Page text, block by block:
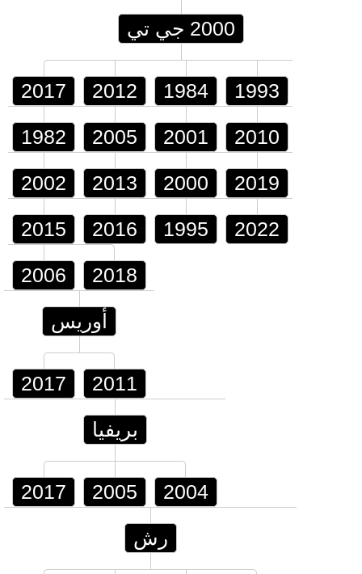
2000 جي تي
2017 2012 1984 1993
1982 2005 2001 2010
2002 2013 2000 2019
2015 2016 1995 2022
2006 2018
أوريس
2017 2011
بريفيا
2017 2005 2004
رش